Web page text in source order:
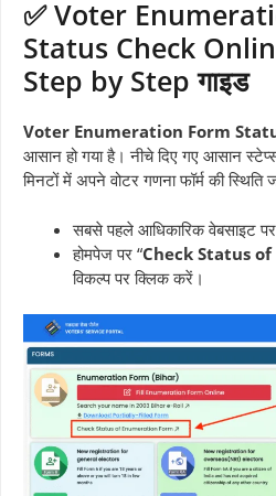
✅ Voter
Status Check
Step by Step गाइड
Voter Enumeration Form
आसान हो गया है। नीचे दिए गए आसान
मिनटों में अपने वोटर गणना फॉर्म की
सबसे पहले आधिकारिक वेबसाइट
होमपेज पर “Check Status
विकल्प पर क्लिक करें।